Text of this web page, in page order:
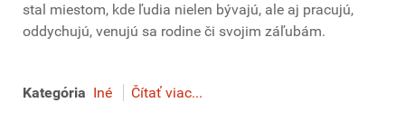
stal miestom, kde ľudia nielen bývajú, ale aj pracujú,
oddychujú, venujú sa rodine či svojim záľubám.
Kategória Iné Čítať viac...